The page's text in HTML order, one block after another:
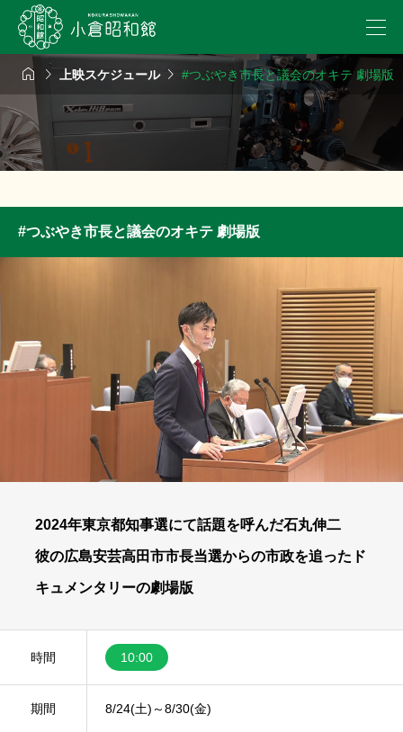
  上映スケジュール #つぶやき市長と議会のオキテ 劇場版
#つぶやき市長と議会のオキテ 劇場版
2024年東京都知事選にて話題を呼んだ石丸伸二
彼の広島安芸高田市市長当選からの市政を追ったド
キュメンタリーの劇場版
時間 10:00
期間 8/24(土)～8/30(金)